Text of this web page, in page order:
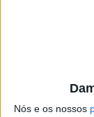
Nós e os nossos
da freguesia.
próximos,